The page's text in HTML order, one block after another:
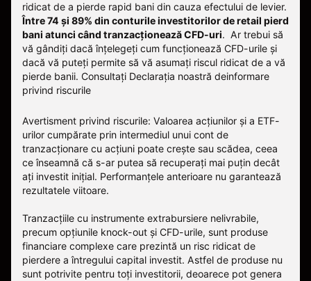
ridicat de a pierde rapid bani din cauza efectului de levier.
Între 74 și 89% din conturile investitorilor de retail pierd
bani atunci când tranzacționează CFD-uri. Ar trebui să
vă gândiți dacă înțelegeți cum funcționează CFD-urile și
dacă vă puteți permite să vă asumați riscul ridicat de a vă
pierde banii. Consultați Declarația noastră deinformare
privind riscurile
Avertisment privind riscurile: Valoarea acțiunilor și a ETF-
urilor cumpărate prin intermediul unui cont de
tranzacționare cu acțiuni poate crește sau scădea, ceea
ce înseamnă că s-ar putea să recuperați mai puțin decât
ați investit inițial. Performanțele anterioare nu garantează
rezultatele viitoare.
Tranzacțiile cu instrumente extrabursiere nelivrabile,
precum opțiunile knock-out și CFD-urile, sunt produse
financiare complexe care prezintă un risc ridicat de
pierdere a întregului capital investit. Astfel de produse nu
sunt potrivite pentru toți investitorii, deoarece pot genera